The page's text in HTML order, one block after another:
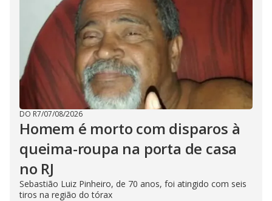
DO R7/07/08/2026
Homem é morto com disparos à
queima-roupa na porta de casa
no RJ
Sebastião Luiz Pinheiro, de 70 anos, foi atingido com seis
tiros na região do tórax